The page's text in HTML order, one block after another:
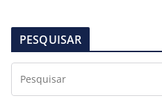
PESQUISAR